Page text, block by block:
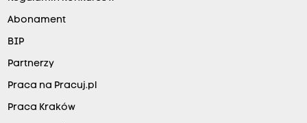
Abonament
BIP
Partnerzy
Praca na Pracuj.pl
Praca Kraków